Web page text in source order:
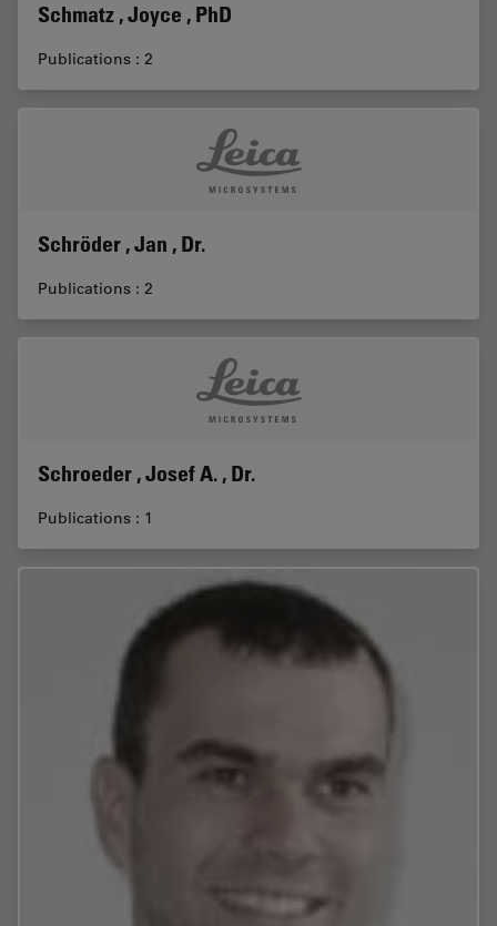
Schmatz , Joyce , PhD
Publications : 2
Schröder , Jan , Dr.
Publications : 2
Schroeder , Josef A. , Dr.
Publications : 1